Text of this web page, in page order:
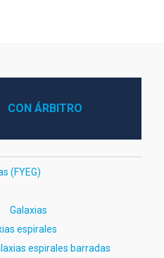
CON ÁRBITRO
(FYEG)
Galaxias
espirales
espirales barradas